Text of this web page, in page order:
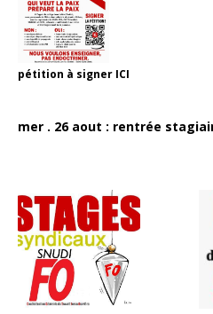
pétition à signer ICI
mer . 26 aout : rentrée